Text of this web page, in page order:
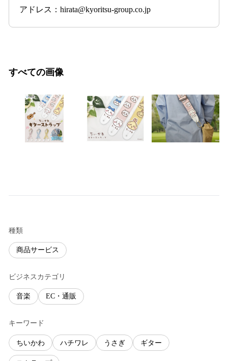
アドレス：hirata@kyoritsu-group.co.jp
すべての画像
種類
商品サービス
ビジネスカテゴリ
音楽 EC・通販
キーワード
ちいかわ ハチワレ うさぎ ギター